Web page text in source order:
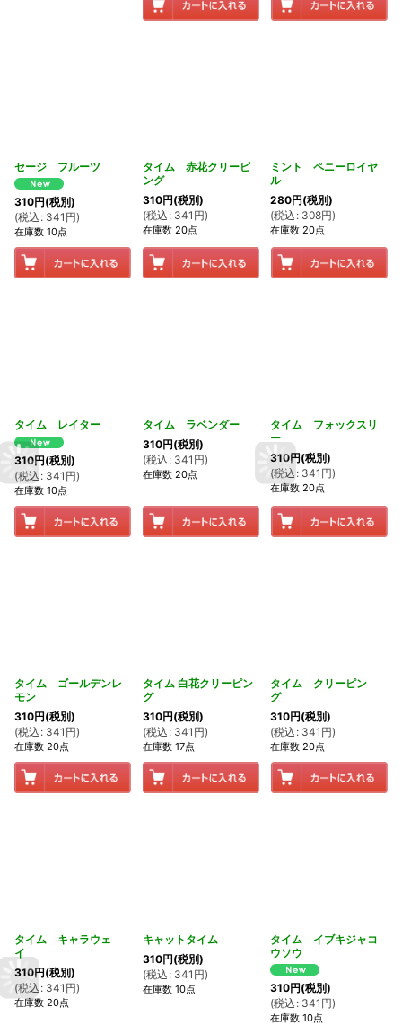
セージ フルーツ
310円(税別)
(税込 : 341 円)
在庫数 10点
タイム 赤花クリーピ
ング
310円(税別)
(税込 : 341 円)
在庫数 20点
ミント ペニーロイヤ
ル
280円(税別)
(税込 : 308円)
在庫数 20点
タイム レイター
310円(税別)
(税込 : 341 円)
在庫数 10点
タイム ラベンダー
310円(税別)
(税込 : 341 円)
在庫数 20点
タイム フォックスリ
ー
310円(税別)
(税込 : 341 円)
在庫数 20点
タイム ゴールデンレ
モン
310円(税別)
(税込 : 341 円)
在庫数 20点
タイム 白花クリーピン
グ
310円(税別)
(税込 : 341 円)
在庫数 17点
タイム クリーピン
グ
310円(税別)
(税込 : 341 円)
在庫数 20点
タイム キャラウェ
イ
310円(税別)
(税込 : 341 円)
在庫数 20点
キャットタイム
310円(税別)
(税込 : 341 円)
在庫数 10点
タイム イブキジャコ
ウソウ
310円(税別)
(税込 : 341 円)
在庫数 10点